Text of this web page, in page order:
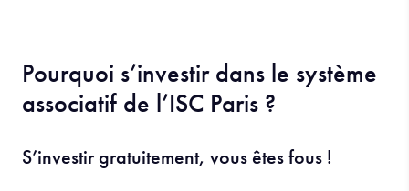
Pourquoi s’investir dans le système
associatif de l’ISC Paris ?
S’investir gratuitement, vous êtes fous !